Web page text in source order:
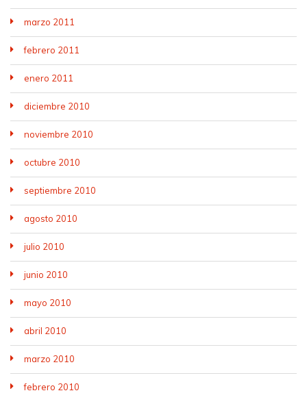
marzo 2011
febrero 2011
enero 2011
diciembre 2010
noviembre 2010
octubre 2010
septiembre 2010
agosto 2010
julio 2010
junio 2010
mayo 2010
abril 2010
marzo 2010
febrero 2010